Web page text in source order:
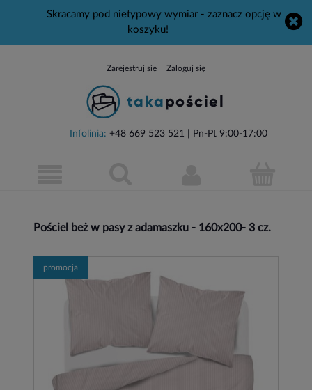
Skracamy pod nietypowy wymiar - zaznacz opcję w
koszyku!
Zarejestruj się Zaloguj się
Infolinia: +48 669 523 521 | Pn-Pt 9:00-17:00
Pościel beż w pasy z adamaszku - 160x200- 3 cz.
promocja